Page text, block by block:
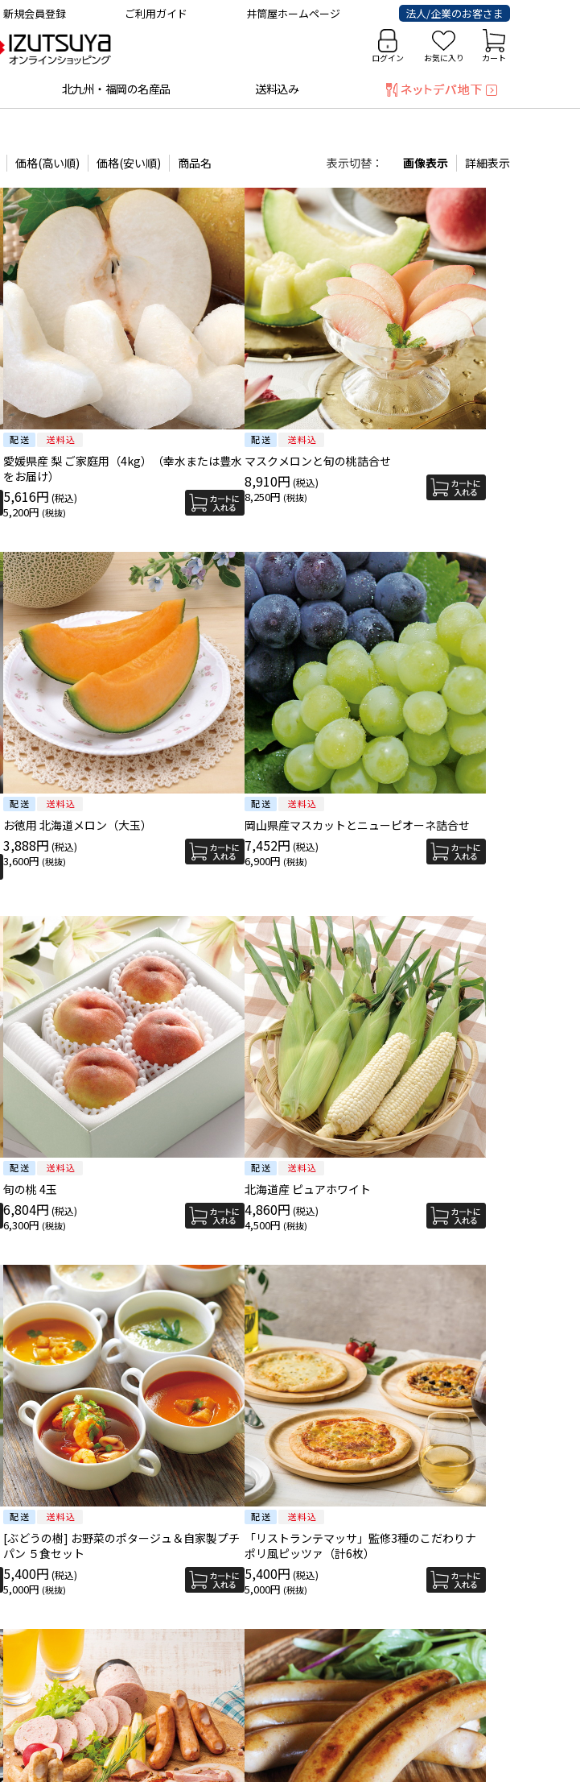
新規会員登録 ご利用ガイド 井筒屋ホームページ 法人/企業のお客さま
ログイン お気に入り カート
北九州・福岡の名産品 送料込み
価格(高い順) 価格(安い順) 商品名 表示切替： 画像表示 詳細表示
愛媛県産 梨 ご家庭用（4kg）（幸水または豊水
をお届け）
5,616円
5,200円
マスクメロンと旬の桃詰合せ
8,910円
8,250円
お徳用 北海道メロン（大玉）
3,888円
3,600円
岡山県産マスカットとニューピオーネ詰合せ
7,452円
6,900円
旬の桃 4玉
6,804円
6,300円
北海道産 ピュアホワイト
4,860円
4,500円
[ぶどうの樹] お野菜のポタージュ＆自家製プチ
パン ５食セット
5,400円
5,000円
「リストランテマッサ」監修3種のこだわりナ
ポリ風ピッツァ（計6枚）
5,400円
5,000円